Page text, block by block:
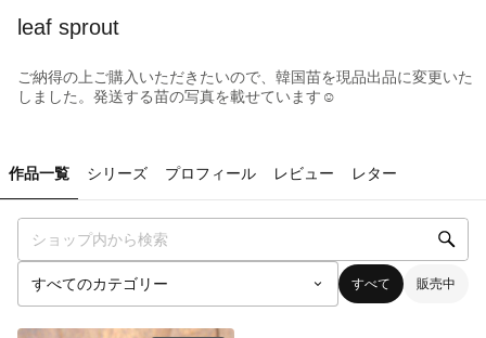
leaf sprout
ご納得の上ご購入いただきたいので、韓国苗を現品出品に変更いた
しました。発送する苗の写真を載せています☺︎
作品一覧 シリーズ プロフィール レビュー レター
すべて 販売中